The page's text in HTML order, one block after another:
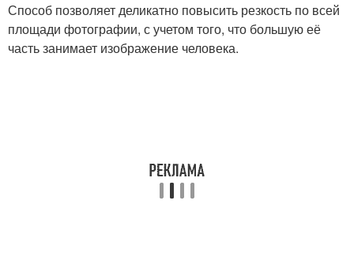
Способ позволяет деликатно повысить резкость по всей
площади фотографии, с учетом того, что большую её
часть занимает изображение человека.